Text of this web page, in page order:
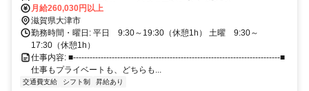
月給260,030円以上
滋賀県大津市
勤務時間・曜日: 平日 9:30～19:30（休憩1h） 土曜 9:30～
17:30（休憩1h）
仕事内容: ■---------------------------------------------------------------------------■
仕事もプライベートも、どちらも...
交通費支給 シフト制 昇給あり